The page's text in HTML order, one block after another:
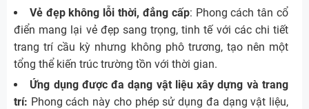
Vẻ đẹp không lỗi thời, đẳng cấp: Phong cách tân cổ
điển mang lại vẻ đẹp sang trọng, tinh tế với các chi tiết
trang trí cầu kỳ nhưng không phô trương, tạo nên một
tổng thể kiến trúc trường tồn với thời gian.
Ứng dụng được đa dạng vật liệu xây dựng và trang
trí: Phong cách này cho phép sử dụng đa dạng vật liệu,